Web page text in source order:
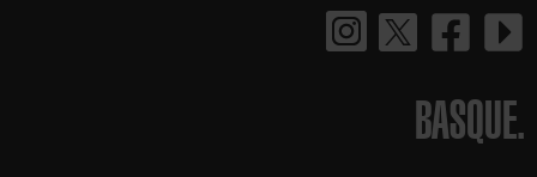
BASQUE.